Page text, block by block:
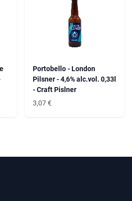
Portobello - London
Pilsner - 4,6% alc.vol. 0,33l
- Craft Pislner
3,07€